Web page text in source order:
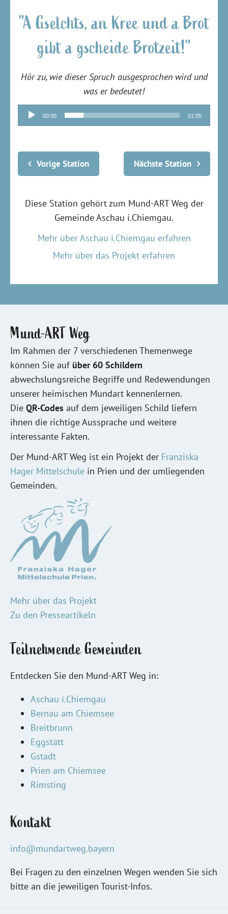
"A Gselchts, an Kree und a Brot
gibt a gscheide Brotzeit!"
Hör zu, wie dieser Spruch ausgesprochen wird und
was er bedeutet!
Audio-
Player
00:00 01:05
Vorige Station Nächste Station
Diese Station gehört zum Mund-ART Weg der
Gemeinde Aschau i.Chiemgau.
Mehr über Aschau i.Chiemgau erfahren
Mehr über das Projekt erfahren
Mund-ART Weg
Im Rahmen der 7 verschiedenen Themenwege
können Sie auf über 60 Schildern
abwechslungsreiche Begriffe und Redewendungen
unserer heimischen Mundart kennenlernen.
Die QR-Codes auf dem jeweiligen Schild liefern
ihnen die richtige Aussprache und weitere
interessante Fakten.
Der Mund-ART Weg ist ein Projekt der Franziska
Hager Mittelschulein Prien und der umliegenden
Gemeinden.
Mehr über das Projekt
Zu den Presseartikeln
Teilnehmende Gemeinden
Entdecken Sie den Mund-ART Weg in:
Aschau i.Chiemgau
Bernau am Chiemsee
Breitbrunn
Eggstätt
Gstadt
Prien am Chiemsee
Rimsting
Kontakt
info@mundartweg.bayern
Bei Fragen zu den einzelnen Wegen wenden Sie sich
bitte an die jeweiligen Tourist-Infos.